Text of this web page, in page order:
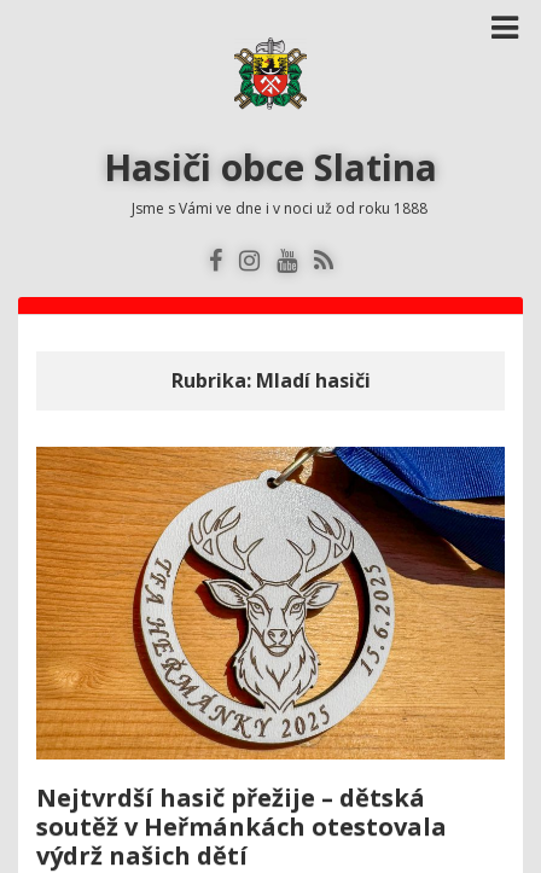
Hasiči obce Slatina
Jsme s Vámi ve dne i v noci už od roku 1888
Rubrika: Mladí hasiči
Nejtvrdší hasič přežije – dětská
soutěž v Heřmánkách otestovala
výdrž našich dětí